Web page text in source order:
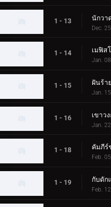
1 - 13 นักวา
Dec.
1 - 14 เมฟิส
Jan.
1 - 15 ฝันร้าย
Jan.
1 - 16 เขาว
Jan.
1 - 18 คัมภีร์
Feb.
1 - 19 กับดัก
Feb.